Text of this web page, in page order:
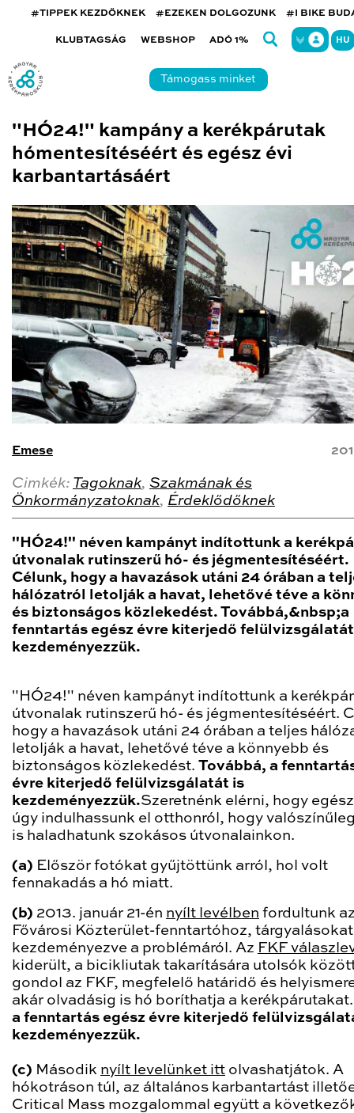
#TIPPEK KEZDŐKNEK #EZEKEN DOLGOZUNK #I BIKE
KLUBTAGSÁG WEBSHOP ADÓ 1% HU
Támogass minket
"HÓ24!" kampány a kerékpárutak
hómentesítéséért és egész évi
karbantartásáért
Emese
Cimkék: Tagoknak, Szakmának és
Önkormányzatoknak, Érdeklődőknek
"HÓ24!" néven kampányt indítottunk a
útvonalak rutinszerű hó- és jégmentesítéséért.
Célunk, hogy a havazások utáni 24 órában a
hálózatról letolják a havat, lehetővé téve a
és biztonságos közlekedést. Továbbá,&nbsp;a
fenntartás egész évre kiterjedő
kezdeményezzük.
"HÓ24!" néven kampányt indítottunk a
útvonalak rutinszerű hó- és jégmentesítéséért.
hogy a havazások utáni 24 órában a teljes
letolják a havat, lehetővé téve a könnyebb és
biztonságos közlekedést. Továbbá, a
évre kiterjedő felülvizsgálatát is
kezdeményezzük.Szeretnénk elérni, hogy
úgy indulhassunk el otthonról, hogy
is haladhatunk szokásos útvonalainkon.
(a) Először fotókat gyűjtöttünk arról, hol volt
fennakadás a hó miatt.
(b) 2013. január 21-én nyílt levélben fordultunk
Fővárosi Közterület-fenntartóhoz, tárgyalásokat
kezdeményezve a problémáról. Az FKF
kiderült, a bicikliutak takarítására utolsók
gondol az FKF, megfelelő határidő és
akár olvadásig is hó boríthatja a
a fenntartás egész évre kiterjedő
kezdeményezzük.
(c) Második nyílt levelünket itt olvashatjátok. A
hókotráson túl, az általános karbantartást
Critical Mass mozgalommal együtt a